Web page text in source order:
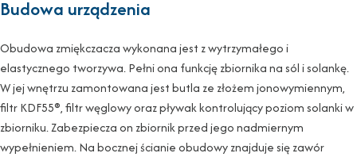
Budowa urządzenia
Obudowa zmiękczacza wykonana jest z wytrzymałego i
elastycznego tworzywa. Pełni ona funkcję zbiornika na sól i solankę.
W jej wnętrzu zamontowana jest butla ze złożem jonowymiennym,
filtr KDF55®, filtr węglowy oraz pływak kontrolujący poziom solanki w
zbiorniku. Zabezpiecza on zbiornik przed jego nadmiernym
wypełnieniem. Na bocznej ścianie obudowy znajduje się zawór